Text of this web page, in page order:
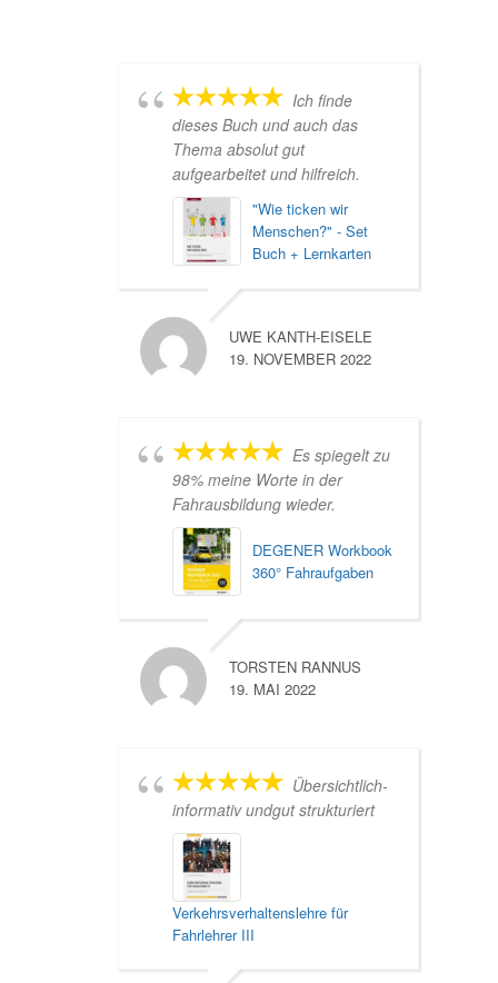
Ich finde
dieses Buch und auch das
Thema absolut gut
aufgearbeitet und hilfreich.
"Wie ticken wir
Menschen?" - Set
Buch + Lernkarten
UWE KANTH-EISELE
19. NOVEMBER 2022
Es spiegelt zu
98% meine Worte in der
Fahrausbildung wieder.
DEGENER Workbook
360° Fahraufgaben
TORSTEN RANNUS
19. MAI 2022
Übersichtlich-
informativ undgut strukturiert
Verkehrsverhaltenslehre für
Fahrlehrer III